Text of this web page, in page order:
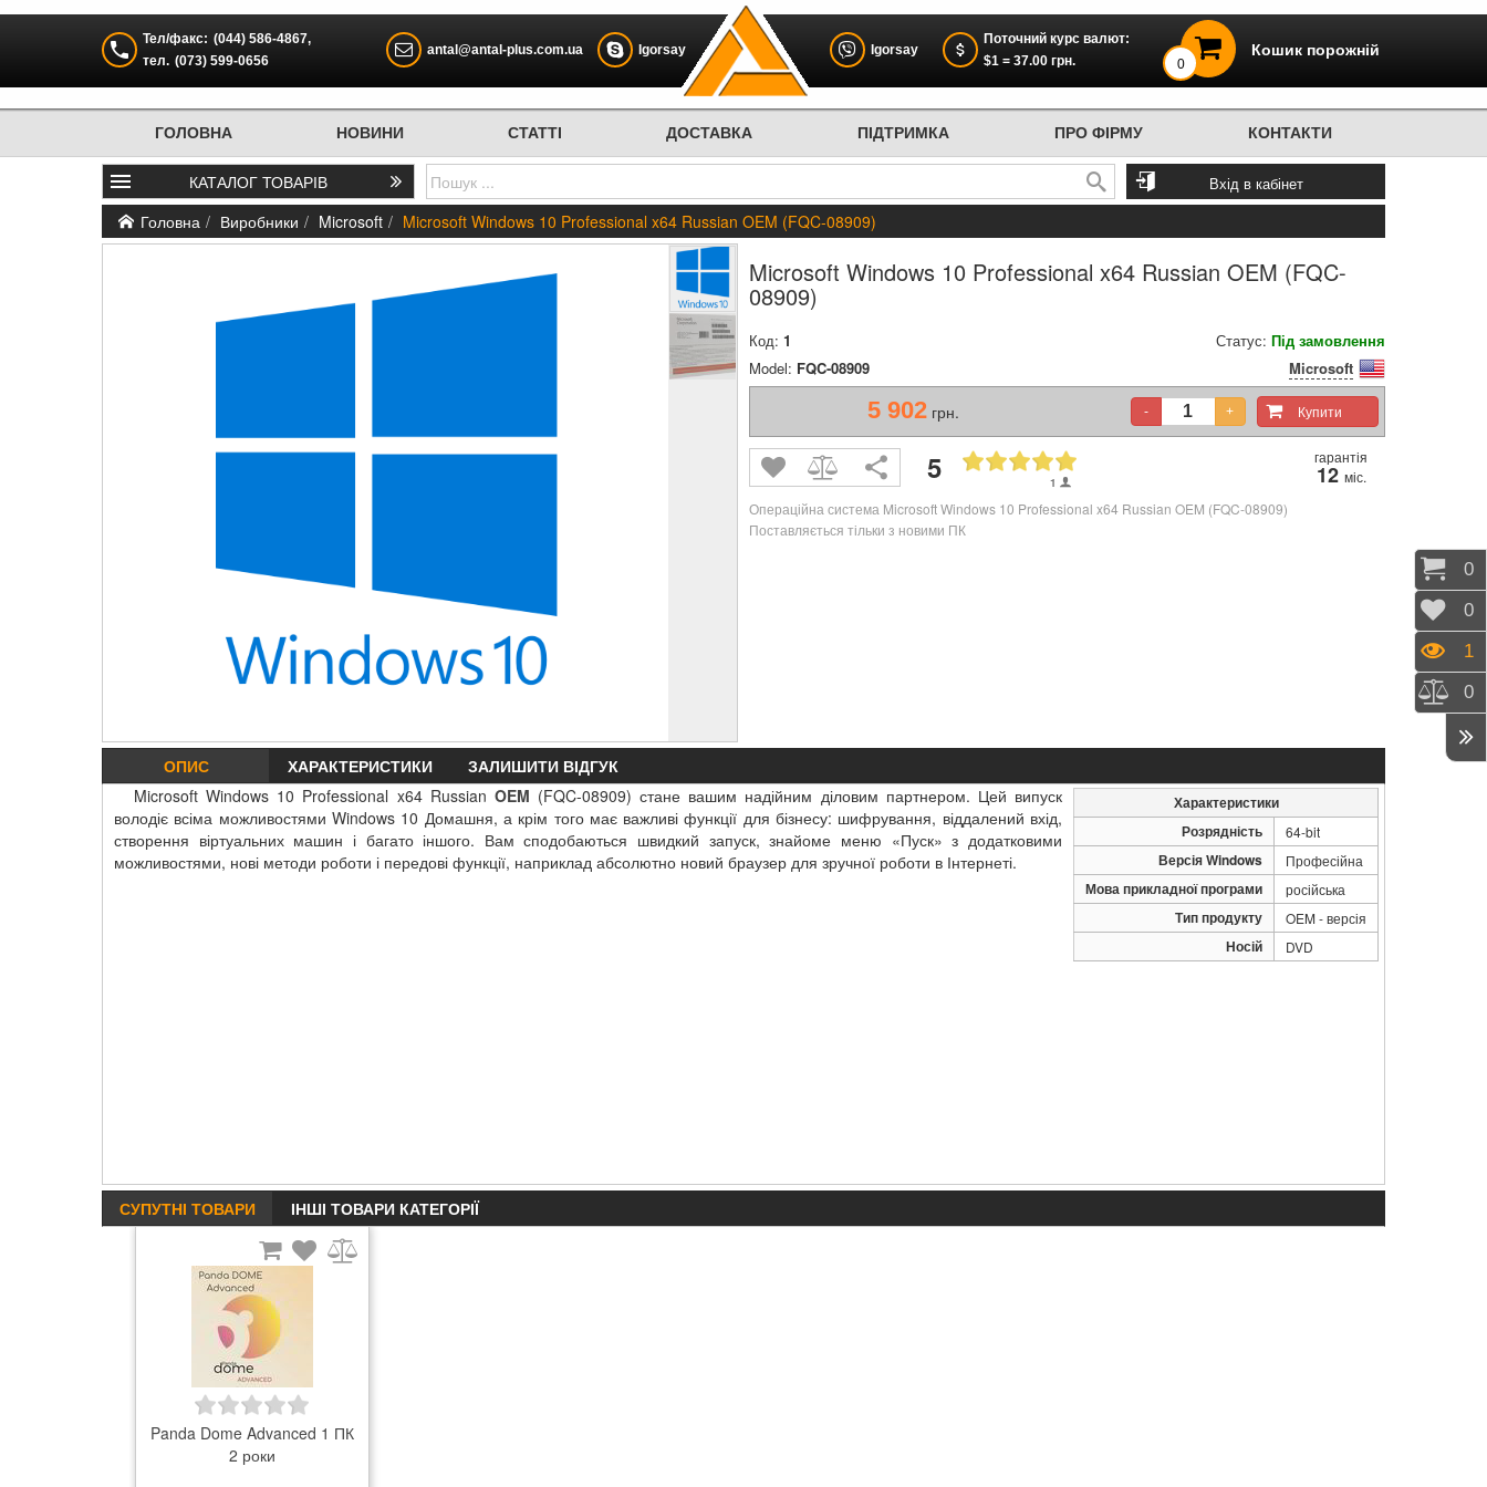
Тел/факс: (044) 586-4867,
тел. (073) 599-0656
antal@antal-plus.com.ua Igorsay Igorsay
Поточний курс валют:
$1 = 37.00 грн.
0
Кошик порожній
ГОЛОВНА НОВИНИ СТАТТІ ДОСТАВКА ПІДТРИМКА ПРО ФІРМУ КОНТАКТИ
КАТАЛОГ ТОВАРІВ Вхід в кабінет
Головна Виробники Microsoft Microsoft Windows 10 Professional x64 Russian OEM (FQC-08909)
Microsoft Windows 10 Professional x64 Russian OEM (FQC-
08909)
Код: 1 Статус: Під замовлення
Model: FQC-08909 Microsoft
5 902 грн. Купити
- +
5 1
гарантія
12 міс.
Операційна система Microsoft Windows 10 Professional x64 Russian OEM (FQC-08909)
Поставляється тільки з новими ПК
ОПИС ХАРАКТЕРИСТИКИ ЗАЛИШИТИ ВІДГУК
Характеристики
Розрядність
64-bit
Версія Windows Професійна
Мова прикладної програми російська
Тип продукту OEM - версія
Носій DVD
Microsoft Windows 10 Professional x64 Russian OEM (FQC-08909) стане вашим надійним діловим партнером. Цей випуск
володіє всіма можливостями Windows 10 Домашня, а крім того має важливі функції для бізнесу: шифрування, віддалений вхід,
створення віртуальних машин і багато іншого. Вам сподобаються швидкий запуск, знайоме меню «Пуск» з додатковими
можливостями, нові методи роботи і передові функції, наприклад абсолютно новий браузер для зручної роботи в Інтернеті.
СУПУТНІ ТОВАРИ ІНШІ ТОВАРИ КАТЕГОРІЇ
Panda Dome Advanced 1 ПК
2 роки
0
0
1
0